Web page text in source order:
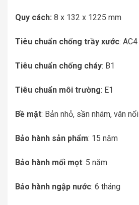
Quy cách: 8 x 132 x 1225 mm
Tiêu chuẩn chống trầy xước: AC4
Tiêu chuẩn chống cháy: B1
Tiêu chuẩn môi trường: E1
Bề mặt: Bản nhỏ, sần nhám, vân nổi
Bảo hành sản phẩm: 15 năm
Bảo hành mối mọt: 5 năm
Bảo hành ngập nước: 6 tháng